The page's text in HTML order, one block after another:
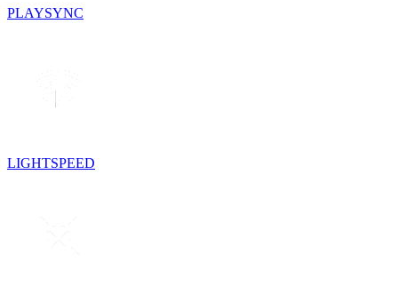
PLAYSYNC
LIGHTSPEED